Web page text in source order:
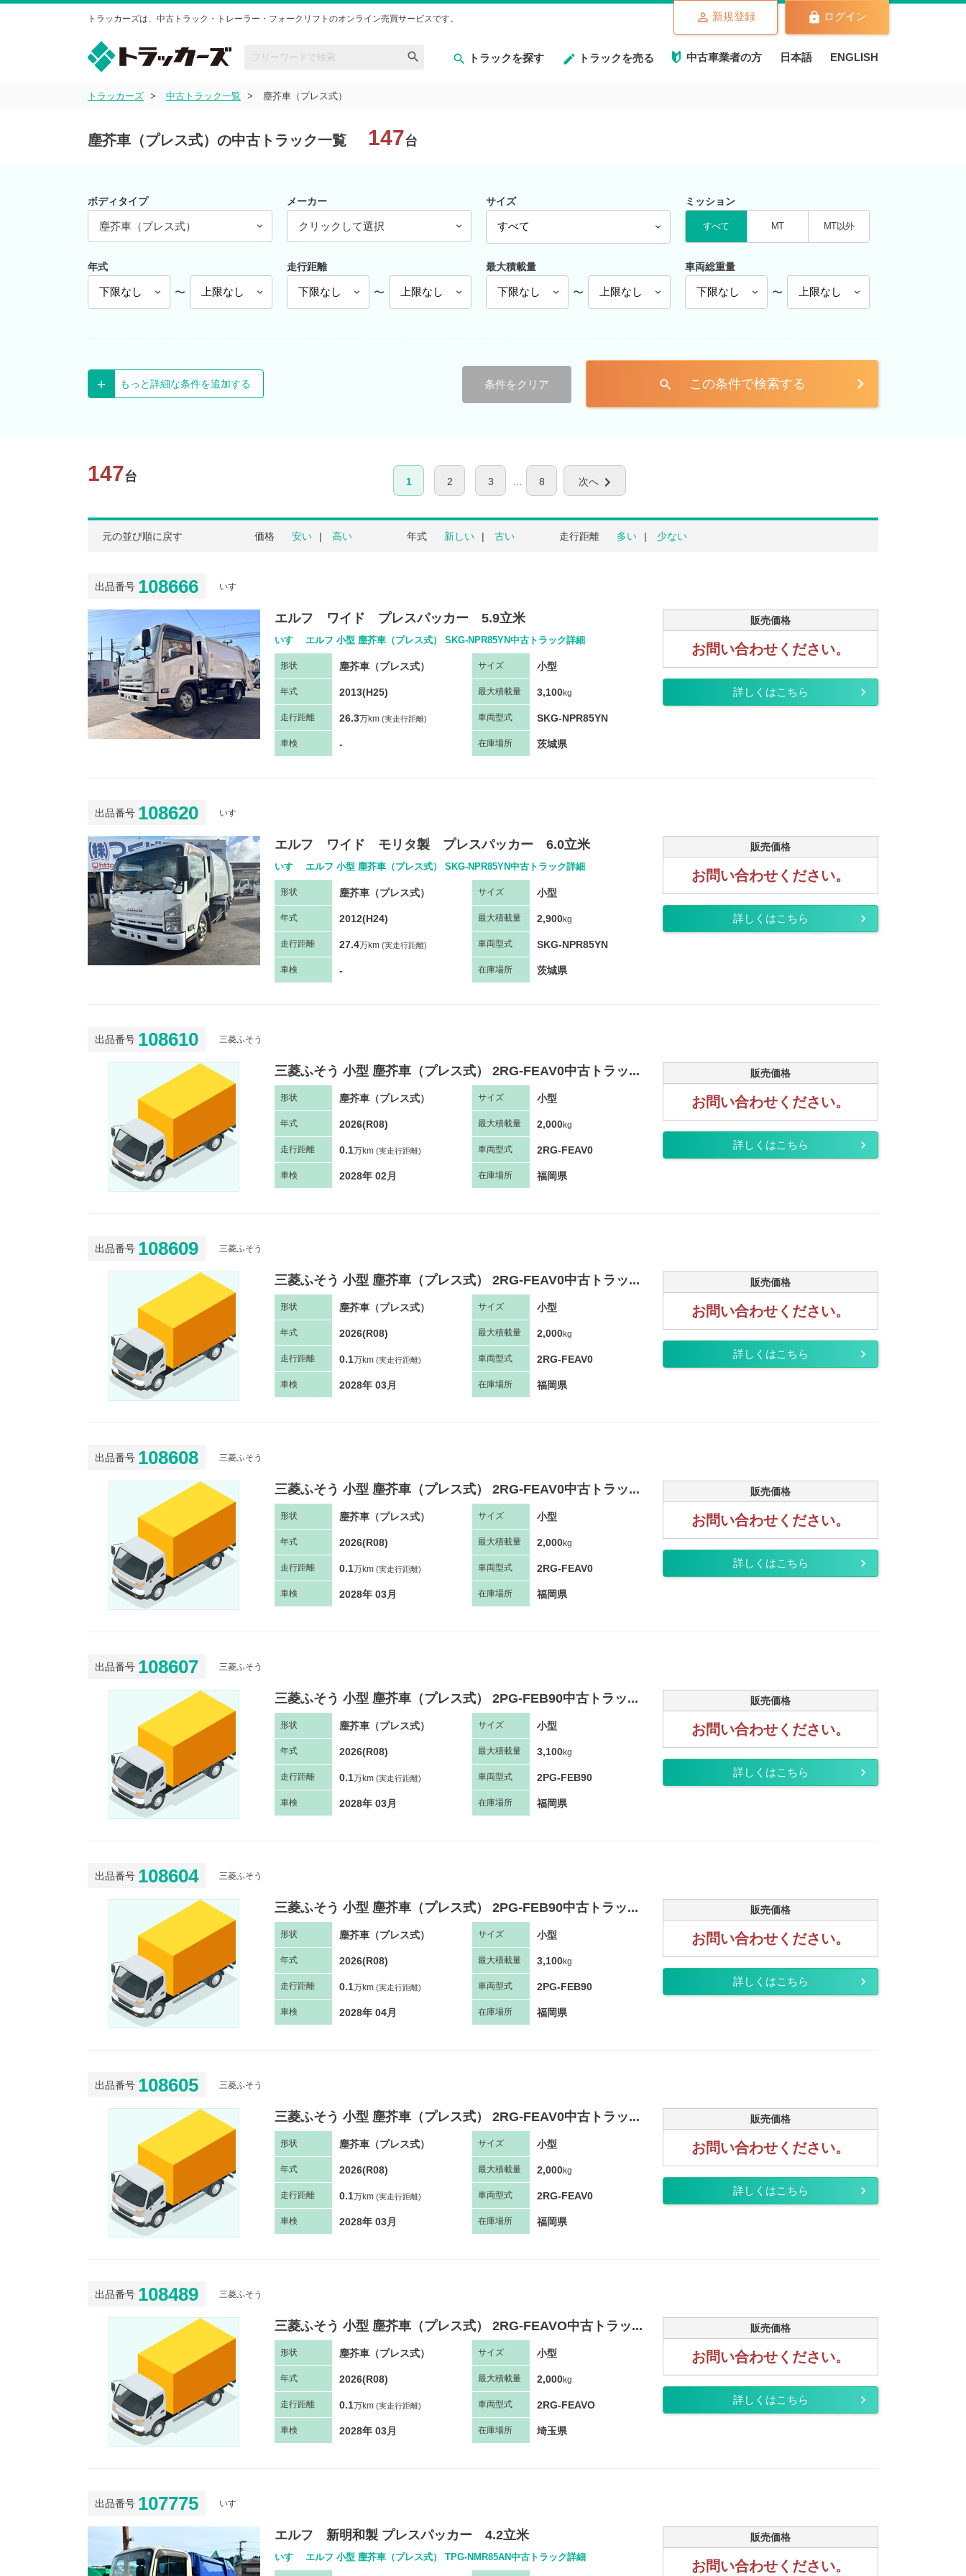
トラッカーズは、中古トラック・トレーラー・フォークリフトのオンライン売買サービスです。
トラックを探す トラックを売る 中古車業者の方 日本語 ENGLISH
新規登録 ログイン
トラッカーズ 中古トラック一覧 塵芥車（プレス式）
塵芥車（プレス式）の中古トラック一覧 147台
ボディタイプ
塵芥車（プレス式）
メーカー
クリックして選択
サイズ ミッション
すべて MT MT以外
年式
〜
走行距離
〜
最大積載量
〜
車両総重量
〜
もっと詳細な条件を追加する 条件をクリア search この条件で検索する
147台 1 2 3 8 次へ chevron_right
元の並び順に戻す 価格 安い 高い 年式 新しい 古い 走行距離 多い 少ない
出品番号 108666 いすゞ
エルフ ワイド プレスパッカー 5.9立米
いすゞ エルフ 小型 塵芥車（プレス式） SKG-NPR85YN中古トラック詳細
形状 塵芥車（プレス式） サイズ 小型
年式 2013(H25) 最大積載量 3,100kg
走行距離 26.3万km (実走行距離) 車両型式 SKG-NPR85YN
車検 - 在庫場所 茨城県
販売価格
お問い合わせください。
詳しくはこちら
出品番号 108620 いすゞ
エルフ ワイド モリタ製 プレスパッカー 6.0立米
いすゞ エルフ 小型 塵芥車（プレス式） SKG-NPR85YN中古トラック詳細
形状 塵芥車（プレス式） サイズ 小型
年式 2012(H24) 最大積載量 2,900kg
走行距離 27.4万km (実走行距離) 車両型式 SKG-NPR85YN
車検 - 在庫場所 茨城県
販売価格
お問い合わせください。
詳しくはこちら
出品番号 108610 三菱ふそう
三菱ふそう 小型 塵芥車（プレス式） 2RG-FEAV0中古トラッ...
形状 塵芥車（プレス式） サイズ 小型
年式 2026(R08) 最大積載量 2,000kg
走行距離 0.1万km (実走行距離) 車両型式 2RG-FEAV0
車検 2028年 02月 在庫場所 福岡県
販売価格
お問い合わせください。
詳しくはこちら
出品番号 108609 三菱ふそう
三菱ふそう 小型 塵芥車（プレス式） 2RG-FEAV0中古トラッ...
形状 塵芥車（プレス式） サイズ 小型
年式 2026(R08) 最大積載量 2,000kg
走行距離 0.1万km (実走行距離) 車両型式 2RG-FEAV0
車検 2028年 03月 在庫場所 福岡県
販売価格
お問い合わせください。
詳しくはこちら
出品番号 108608 三菱ふそう
三菱ふそう 小型 塵芥車（プレス式） 2RG-FEAV0中古トラッ...
形状 塵芥車（プレス式） サイズ 小型
年式 2026(R08) 最大積載量 2,000kg
走行距離 0.1万km (実走行距離) 車両型式 2RG-FEAV0
車検 2028年 03月 在庫場所 福岡県
販売価格
お問い合わせください。
詳しくはこちら
出品番号 108607 三菱ふそう
三菱ふそう 小型 塵芥車（プレス式） 2PG-FEB90中古トラッ...
形状 塵芥車（プレス式） サイズ 小型
年式 2026(R08) 最大積載量 3,100kg
走行距離 0.1万km (実走行距離) 車両型式 2PG-FEB90
車検 2028年 03月 在庫場所 福岡県
販売価格
お問い合わせください。
詳しくはこちら
出品番号 108604 三菱ふそう
三菱ふそう 小型 塵芥車（プレス式） 2PG-FEB90中古トラッ...
形状 塵芥車（プレス式） サイズ 小型
年式 2026(R08) 最大積載量 3,100kg
走行距離 0.1万km (実走行距離) 車両型式 2PG-FEB90
車検 2028年 04月 在庫場所 福岡県
販売価格
お問い合わせください。
詳しくはこちら
出品番号 108605 三菱ふそう
三菱ふそう 小型 塵芥車（プレス式） 2RG-FEAV0中古トラッ...
形状 塵芥車（プレス式） サイズ 小型
年式 2026(R08) 最大積載量 2,000kg
走行距離 0.1万km (実走行距離) 車両型式 2RG-FEAV0
車検 2028年 03月 在庫場所 福岡県
販売価格
お問い合わせください。
詳しくはこちら
出品番号 108489 三菱ふそう
三菱ふそう 小型 塵芥車（プレス式） 2RG-FEAVO中古トラッ...
形状 塵芥車（プレス式） サイズ 小型
年式 2026(R08) 最大積載量 2,000kg
走行距離 0.1万km (実走行距離) 車両型式 2RG-FEAVO
車検 2028年 03月 在庫場所 埼玉県
販売価格
お問い合わせください。
詳しくはこちら
出品番号 107775 いすゞ
エルフ 新明和製 プレスパッカー 4.2立米
いすゞ エルフ 小型 塵芥車（プレス式） TPG-NMR85AN中古トラック詳細
販売価格
お問い合わせください。